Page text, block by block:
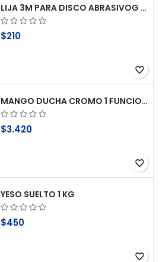
LIJA 3M PARA DISCO ABRASIVOG 100
$210
favorite_border
MANGO DUCHA CROMO 1 FUNCION ANTICAL STRETTO
$3.420
favorite_border
YESO SUELTO 1 KG
$450
favorite_border